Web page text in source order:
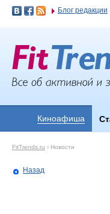
Блог редакции
Киноафиша
FitTrends.ru › Новости
Назад